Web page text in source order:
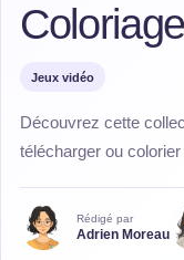
Jeux vidéo
Découvrez cette
télécharger ou
Rédigé par
Adrien Moreau